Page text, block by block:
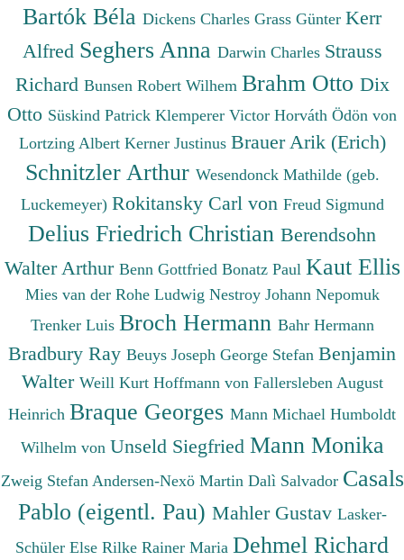
Bartók Béla Dickens Charles Grass Günter Kerr
Alfred Seghers Anna Darwin Charles Strauss
Richard Bunsen Robert Wilhem Brahm Otto Dix
Otto Süskind Patrick Klemperer Victor Horváth Ödön von
Lortzing Albert Kerner Justinus Brauer Arik (Erich)
Schnitzler Arthur Wesendonck Mathilde (geb.
Luckemeyer) Rokitansky Carl von Freud Sigmund
Delius Friedrich Christian Berendsohn
Walter Arthur Benn Gottfried Bonatz Paul Kaut Ellis
Mies van der Rohe Ludwig Nestroy Johann Nepomuk
Trenker Luis Broch Hermann Bahr Hermann
Bradbury Ray Beuys Joseph George Stefan Benjamin
Walter Weill Kurt Hoffmann von Fallersleben August
Heinrich Braque Georges Mann Michael Humboldt
Wilhelm von Unseld Siegfried Mann Monika
Zweig Stefan Andersen-Nexö Martin Dalì Salvador Casals
Pablo (eigentl. Pau) Mahler Gustav Lasker-
Schüler Else Rilke Rainer Maria Dehmel Richard